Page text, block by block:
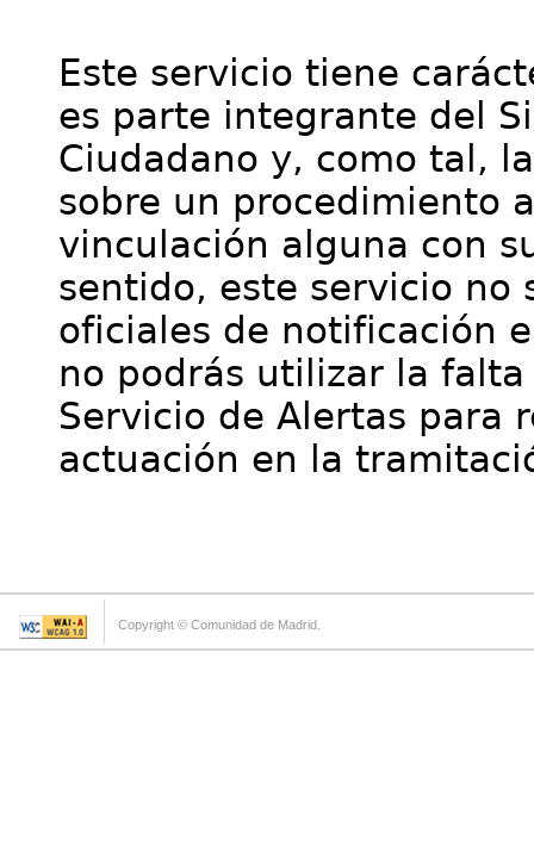
Este servicio tiene
es parte integrante del
Ciudadano y, como tal,
sobre un procedimiento
vinculación alguna con
sentido, este servicio no
oficiales de notificación
no podrás utilizar la
Servicio de Alertas para
actuación en la
Copyright © Comunidad de Madrid.